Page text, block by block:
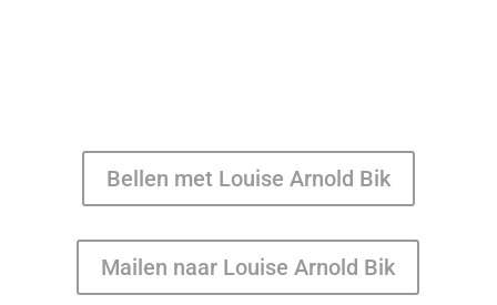
Bellen met Louise Arnold Bik
Mailen naar Louise Arnold Bik